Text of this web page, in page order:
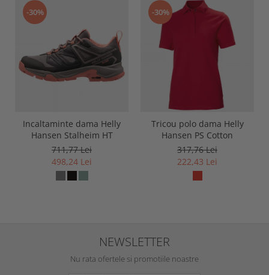
-30%
Incaltaminte dama Helly
Hansen Stalheim HT
711,77 Lei
498,24 Lei
-30%
Tricou polo dama Helly
Hansen PS Cotton
317,76 Lei
222,43 Lei
NEWSLETTER
Nu rata ofertele si promotiile noastre